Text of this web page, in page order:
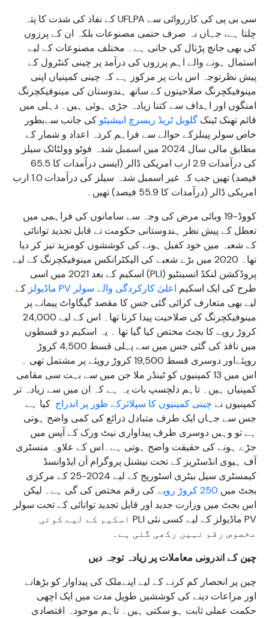
سی بی پی کی کارروائی سے UFLPA کے نفاذ کی شدت کا پتہ
چلتا ہے، جہاں نہ صرف حتمی مصنوعات بلکہ ان کے پرزوں
کی بھی جانچ پڑتال کی جاتی ہے۔ مختلف مصنوعات کے لیے
استمال ہونے والے اہم پرزوں کی درآمد پر چینی کنٹرول کے
پیش نظرتوجہ اس بات پر مرکوز ہے کہ چینی کمپنیاں اپنی
مینوفیکچرنگ صلاحیتوں کے ساتھ ہندوستان کی مینوفیکچرنگ
امنگوں اور اہداف سے کتنا زیادہ جڑی ہوئی ہیں۔ دہلی میں
قائم تھنک ٹینک گلوبل ٹریڈ ریسرچ انیشیٹو کی جانب سےبطور
خاص سولر پینلزکے حوالے سے فراہم کردہ اعداد و شمار کے
مطابق مالی سال 2024 میں اسمبل شدہ فوٹو وولٹائک سیلز
کی درآمدات 2.9 ارب امریکی ڈالر (ایسی درآمدات کا 65.5
فیصد) تھیں جب کہ غیر اسمبل شدہ سیلز کی درآمدات 1.0 ارب
امریکی ڈالر (درآمدات کا 55.9 فیصد) تھیں۔
کووڈ-19 وبائی مرض کی وجہ سے سامانوں کی فراہمی میں
تعطل کے پیش نظر ہندوستانی حکومت نے قابل تجدید توانائی
کے شعبہ میں خود کفیل ہونے کی کوششوں کومزید تیز کر دیا
تھا۔ 2020 میں بڑے شعبے کی الیکٹرانکس مینوفیکچرنگ کے لیے
پروڈکشن لنکڈ انسینٹیو (PLI) اسکیم کے بعد 2021 میں اسی
طرح کی ایک اسکیم اعلیٰ کارکردگی والے سولر PV ماڈیولز
کے
لیے بھی متعارف کرائی گئی جس کا مقصد گیگاواٹ پیمانے پر
مینوفیکچرنگ کی صلاحیت پیدا کرنا تھا۔ اس کے لیے 24,000
کروڑ روپے کا بجٹ مختص کیا گیا تھا ۔ یہ اسکیم دو قسطوں
میں نافذ کی گئی جس میں سے پہلی قسط 4,500 کروڑ
روپئےاور دوسری قسط 19,500 کروڑ روپئے پر مشتمل تھی ۔
اس میں 13 کمپنیوں کو ٹینڈر ملا جن میں سے بہت سی مقامی
کمپنیاں ہیں۔ تاہم دلچسپ بات یہ ہے کہ ان میں سے زیادہ تر
کمپنیوں نے چینی کمپنیوں کا سپلائرکے طور پر اندراج کیا ہے
جس سے جہاں ایک طرف متبادل ذرائع کی کمی واضح ہوتی
ہے تو وہیں دوسری طرف پیداواری نیٹ ورک کے آپس میں
جڑے ہونے کی حقیقت واضح ہوتی ہے۔اس کے علاوہ منسٹری
آف ہیوی انڈسٹریز کے تحت نیشنل پروگرام آن ایڈوانسڈ
کیمسٹری سیل بیٹری اسٹوریج کے لیے 2024-25 کے مرکزی
بجٹ میں 250 کروڑ روپے
کی رقم مختص کی گی ہے۔ لیکن
اس بجٹ میں وزارت جدید اور قابل تجدید توانائی کے تحت سولر
PV ماڈیولز کے لیے کسی نئی PLI اسکیم کے لیے کوئی
مخصوص رقم نہیں رکھی گئی ہے۔
چین کے اندرونی معاملات پر زیادہ توجہ دیں
چین پر انحصار کم کرنے کے لیے اپنےملک کی پیداوار کو بڑھانے
اور مراعات دینے کی کوششیں طویل مدت میں ایک اچھی
حکمت عملی ثابت ہو سکتی ہیں۔ تاہم موجودہ اقتصادی